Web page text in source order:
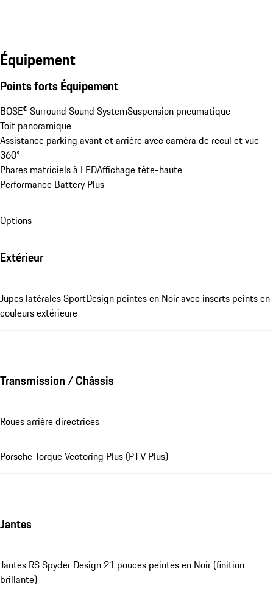
Équipement
Points forts Équipement
BOSE® Surround Sound SystemSuspension pneumatique
Toit panoramique
Assistance parking avant et arrière avec caméra de recul et vue
360°
Phares matriciels à LEDAffichage tête-haute
Performance Battery Plus
Options
Extérieur
Jupes latérales SportDesign peintes en Noir avec inserts peints en
couleurs extérieure
Transmission / Châssis
Roues arrière directrices
Porsche Torque Vectoring Plus (PTV Plus)
Jantes
Jantes RS Spyder Design 21 pouces peintes en Noir (finition
brillante)